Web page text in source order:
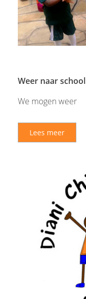
Weer naar school
We mogen weer
Lees meer